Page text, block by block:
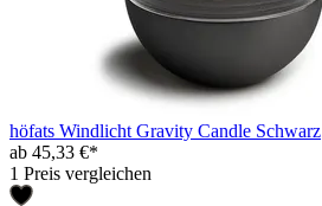
höfats Windlicht Gravity Candle Schwarz
ab 45,33 €*
1 Preis vergleichen